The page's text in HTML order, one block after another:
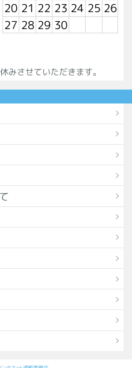
20 21 22 23 24 25 26
27 28 29 30
みさせていただきます。